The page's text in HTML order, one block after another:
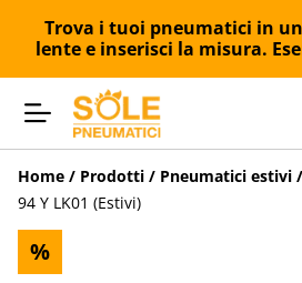
Trova i tuoi pneumatici in
lente e inserisci la misura.
Home / Prodotti / Pneumatici estivi /
94 Y LK01 (Estivi)
%